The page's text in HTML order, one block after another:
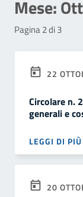
Mese:
Pagina 2 di 3
22
Circolare n.
generali e
LEGGI DI PIÙ
20